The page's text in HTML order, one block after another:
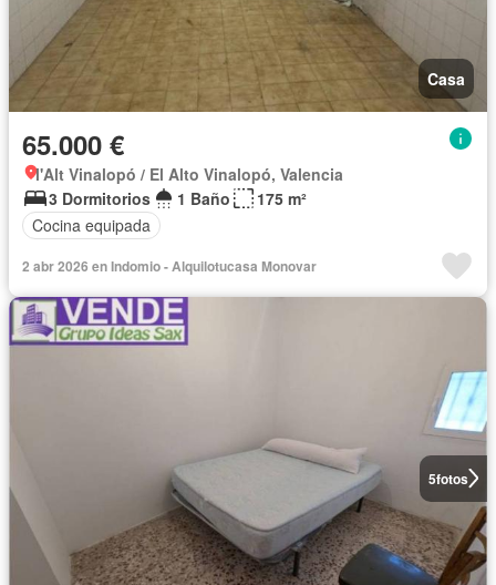
Casa
65.000 €
l'Alt Vinalopó / El Alto Vinalopó, Valencia
3 Dormitorios
1 Baño
175 m²
Cocina equipada
2 abr 2026 en Indomio - Alquilotucasa Monovar
5fotos